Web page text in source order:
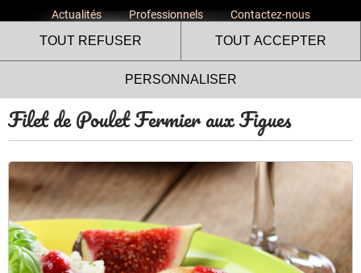
Actualités Professionnels Contactez-nous
Filet de Poulet Fermier aux Figues
Le site internet Volailles
Fermières de l’Ardèche utilise
des cookies !
TOUT REFUSER TOUT ACCEPTER
PERSONNALISER